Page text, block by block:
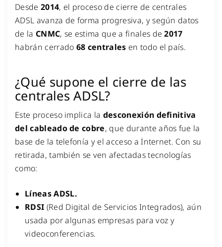
Desde 2014, el proceso de cierre de centrales
ADSL avanza de forma progresiva, y según datos
de la CNMC, se estima que a finales de2017
habrán cerrado 68 centrales en todo el país.
¿Qué supone el cierre de las
centrales ADSL?
Este proceso implica la desconexión definitiva
del cableado de cobre, que durante años fue la
base de la telefonía y el acceso a Internet. Con su
retirada, también se ven afectadas tecnologías
como:
Líneas ADSL.
RDSI (Red Digital de Servicios Integrados), aún
usada por algunas empresas para voz y
videoconferencias.